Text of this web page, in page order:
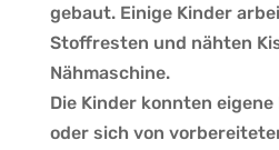
gebaut. Einige Kinder
Stoffresten und nähten
Nähmaschine.
Die Kinder konnten
oder sich von